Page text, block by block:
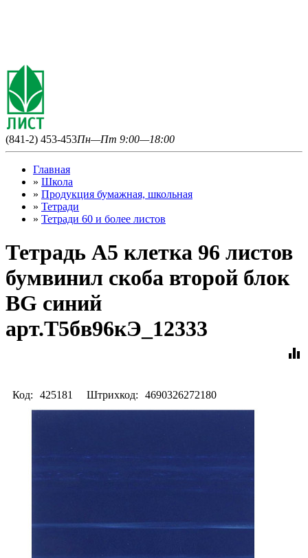
(841-2) 453-453Пн—Пт 9:00—18:00
Главная
» Школа
» Продукция бумажная, школьная
» Тетради
» Тетради 60 и более листов
Тетрадь А5 клетка 96 листов
бумвинил скоба второй блок
BG синий
арт.Т5бв96кЭ_12333
equalizer
Код: 425181 Штрихкод: 4690326272180